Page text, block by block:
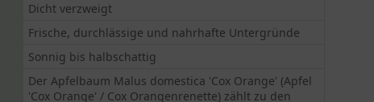
Dicht verzweigt
Frische, durchlässige und nahrhafte Untergründe
Sonnig bis halbschattig
Der Apfelbaum Malus domestica 'Cox Orange' (Apfel
'Cox Orange' / Cox Orangenrenette) zählt zu den